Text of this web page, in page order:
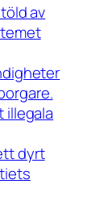
av
illegala
dyrt